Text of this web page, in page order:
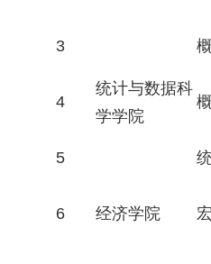
3
统计与数据科
学学院
4
5
6 经济学院